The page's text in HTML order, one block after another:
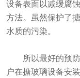
设备表面以减缓腐
方法。虽然保护了
水质的污染。
所以最好的预防
户在搪玻璃设备安